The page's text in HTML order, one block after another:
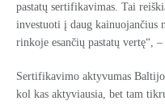
pastatų sertifikavimas. Tai
investuoti į daug kainuojančius
rinkoje esančių pastatų vertę“,
Sertifikavimo aktyvumas
kol kas aktyviausia, bet tam